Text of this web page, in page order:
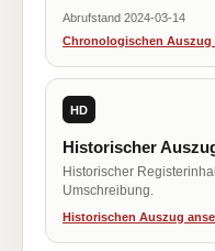
Abrufstand 2024-03-14
Chronologischen Auszug
HD
Historischer
Historischer
Umschreibung.
Historischen Auszug